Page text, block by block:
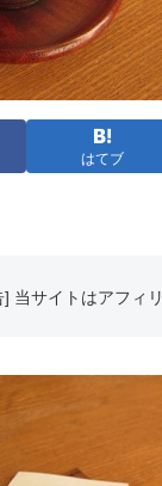
はてブ
] 当サイトはアフィ